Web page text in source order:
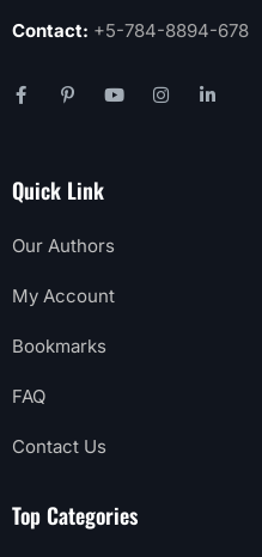
Contact: +5-784-8894-678
Quick Link
Our Authors
My Account
Bookmarks
FAQ
Contact Us
Top Categories